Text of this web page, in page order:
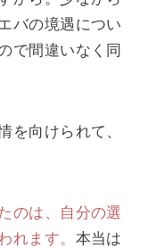
バの境遇につい
で間違いなく同
を向けられて、
のは、自分の選
れます。 本当は